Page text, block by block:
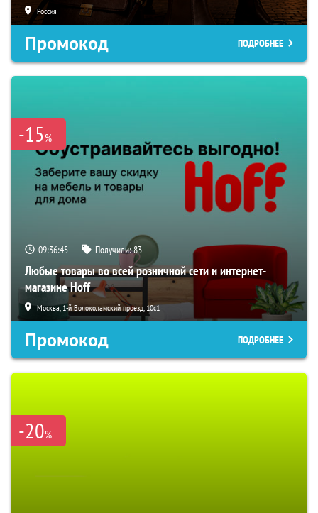
Россия
Промокод ПОДРОБНЕЕ
-15%
09:36:44 Получили:83
Любые товары во всей розничной сети и интернет-
магазине Hoff
Москва, 1-й Волоколамский проезд, 10с1
Промокод ПОДРОБНЕЕ
-20%